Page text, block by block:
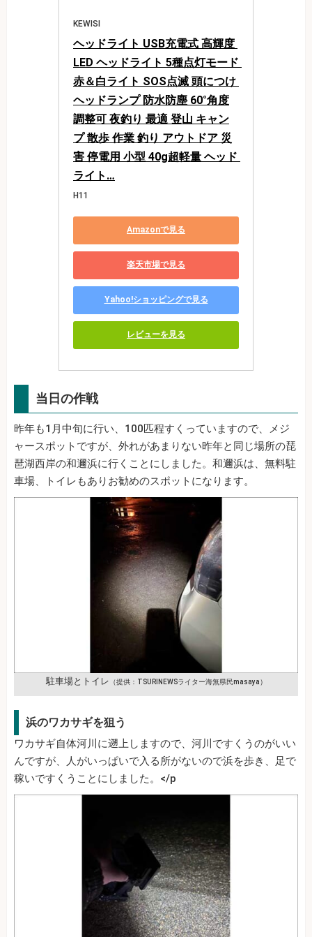
KEWISI
ヘッドライト USB充電式 高輝度
LED ヘッドライト 5種点灯モード
赤＆白ライト SOS点滅 頭につけ
ヘッドランプ 防水防塵 60°角度
調整可 夜釣り 最適 登山 キャン
プ 散歩 作業 釣り アウトドア 災
害 停電用 小型 40g超軽量 ヘッド
ライト…
H11
Amazonで見る
楽天市場で見る
Yahoo!ショッピングで見る
レビューを見る
当日の作戦
昨年も1月中旬に行い、100匹程すくっていますので、メジ
ャースポットですが、外れがあまりない昨年と同じ場所の琵
琶湖西岸の和邇浜に行くことにしました。和邇浜は、無料駐
車場、トイレもありお勧めのスポットになります。
駐車場とトイレ （提供：TSURINEWSライター海無県民masaya）
浜のワカサギを狙う
ワカサギ自体河川に遡上しますので、河川ですくうのがいい
んですが、人がいっぱいで入る所がないので浜を歩き、足で
稼いですくうことにしました。</p